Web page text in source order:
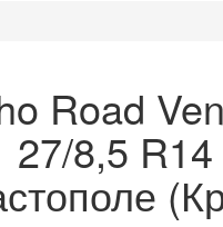
Road
27/8,5